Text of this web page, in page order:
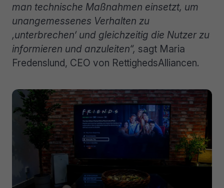
man technische Maßnahmen einsetzt, um
unangemessenes Verhalten zu
‚unterbrechen‘ und gleichzeitig die Nutzer zu
informieren und anzuleiten“, sagt Maria
Fredenslund, CEO von RettighedsAlliancen.